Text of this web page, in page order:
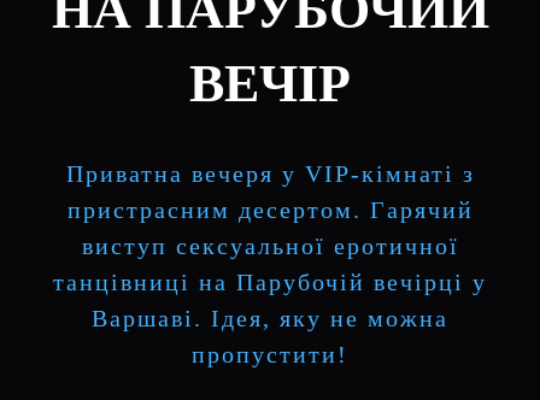
ВЕЧІР
Приватна вечеря у VIP-кімнаті з
пристрасним десертом. Гарячий
виступ сексуальної еротичної
танцівниці на Парубочій вечірці у
Варшаві. Ідея, яку не можна
пропустити!